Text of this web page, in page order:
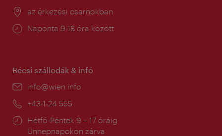
Helyszín:
az érkezési csarnokban
Nyitva
Naponta 9-18 óra között
Bécsi szállodák & infó
E-
info@wien.info
Telefon:
+43-1-24 555
Nyitva
tartás:
Hétfő-Péntek 9 – 17 óráig
Ünnepnapokon zárva